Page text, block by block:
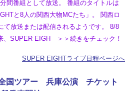
間番組として放送。 番組のタイトルは
と8人の関西大物MCたち」。 関西ロ
て放送または配信されるようです。 8/8
、SUPER EIGH ＞＞続きをチェック！
SUPER EIGHTライブ日程ページへ
国ツアー 兵庫公演 チケット